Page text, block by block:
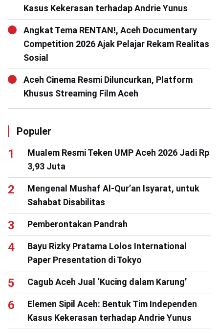
Kasus Kekerasan terhadap Andrie Yunus
Angkat Tema RENTAN!, Aceh Documentary
Competition 2026 Ajak Pelajar Rekam Realitas
Sosial
Aceh Cinema Resmi Diluncurkan, Platform
Khusus Streaming Film Aceh
Populer
Mualem Resmi Teken UMP Aceh 2026 Jadi Rp
3,93 Juta
Mengenal Mushaf Al-Qur’an Isyarat, untuk
Sahabat Disabilitas
Pemberontakan Pandrah
Bayu Rizky Pratama Lolos International
Paper Presentation di Tokyo
Cagub Aceh Jual ‘Kucing dalam Karung’
Elemen Sipil Aceh: Bentuk Tim Independen
Kasus Kekerasan terhadap Andrie Yunus